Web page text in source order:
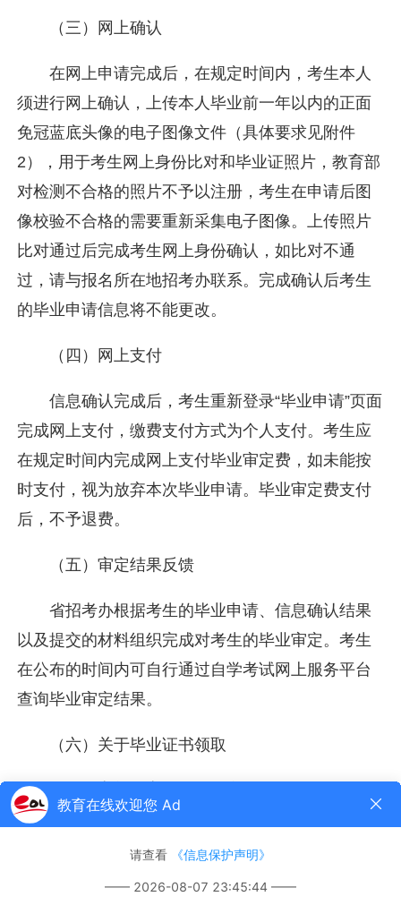
（三）网上确认
在网上申请完成后，在规定时间内，考生本人
须进行网上确认，上传本人毕业前一年以内的正面
免冠蓝底头像的电子图像文件（具体要求见附件
2），用于考生网上身份比对和毕业证照片，教育部
对检测不合格的照片不予以注册，考生在申请后图
像校验不合格的需要重新采集电子图像。上传照片
比对通过后完成考生网上身份确认，如比对不通
过，请与报名所在地招考办联系。完成确认后考生
的毕业申请信息将不能更改。
（四）网上支付
信息确认完成后，考生重新登录“毕业申请”页面
完成网上支付，缴费支付方式为个人支付。考生应
在规定时间内完成网上支付毕业审定费，如未能按
时支付，视为放弃本次毕业申请。毕业审定费支付
后，不予退费。
（五）审定结果反馈
省招考办根据考生的毕业申请、信息确认结果
以及提交的材料组织完成对考生的毕业审定。考生
在公布的时间内可自行通过自学考试网上服务平台
查询毕业审定结果。
（六）关于毕业证书领取
放工作应在毕业证书在“学信网”电子注册之后进行，
具体时间请及时关注各地发布的通告信息。
三、收费依据及标准